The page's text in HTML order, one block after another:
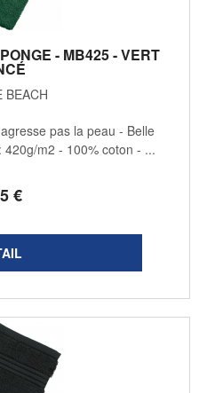
- MB425 - VERT
BEACH
€
pas la peau - Belle
m2 - 100% coton - ...